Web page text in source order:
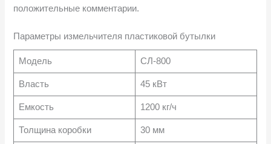
положительные комментарии.
Параметры измельчителя пластиковой бутылки
Модель СЛ-800
Власть 45 кВт
Емкость 1200 кг/ч
Толщина коробки 30 мм